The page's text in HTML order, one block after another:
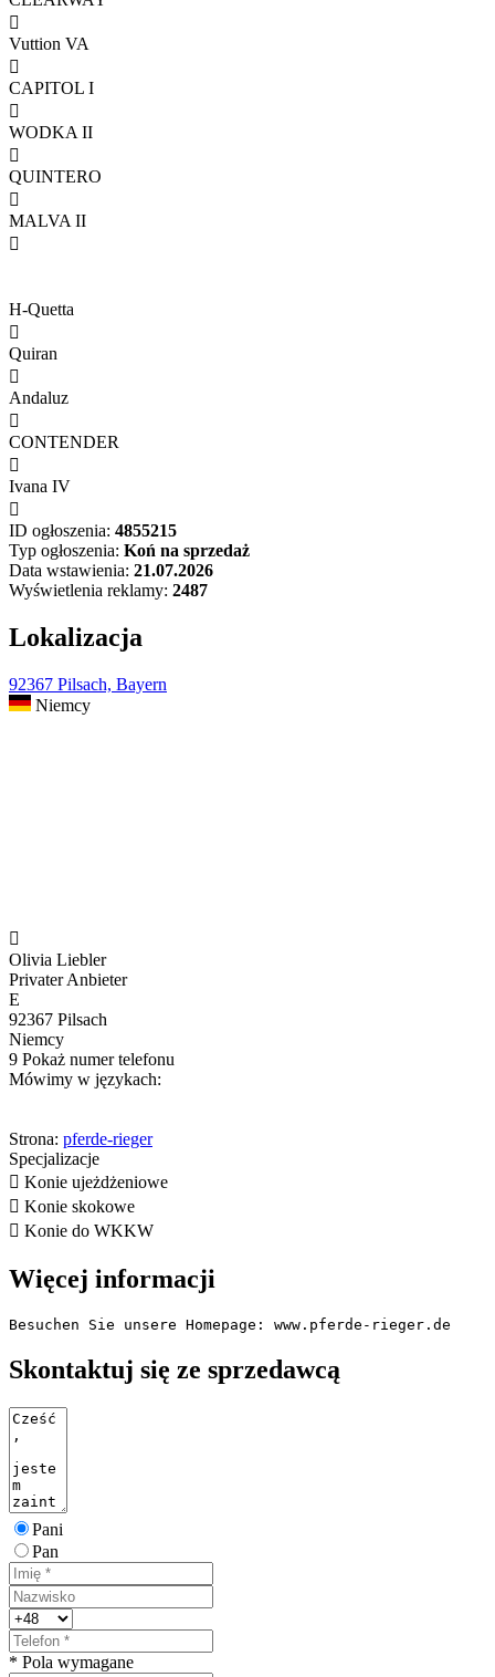

Vuttion VA

CAPITOL I

WODKA II

QUINTERO

MALVA II

H-Quetta

Quiran

Andaluz

CONTENDER

Ivana IV

ID ogłoszenia: 4855215
Typ ogłoszenia: Koń na sprzedaż
Data wstawienia: 21.07.2026
Wyświetlenia reklamy: 2487
Lokalizacja
92367 Pilsach, Bayern
Niemcy

Olivia Liebler
Privater Anbieter
E
92367 Pilsach
Niemcy
9 Pokaż numer telefonu
Mówimy w językach:
Strona: pferde-rieger
Specjalizacje
 Konie ujeżdżeniowe
 Konie skokowe
 Konie do WKKW
Więcej informacji
Besuchen Sie unsere Homepage: www.pferde-rieger.de
Skontaktuj się ze sprzedawcą
Pani
Pan
* Pola wymagane